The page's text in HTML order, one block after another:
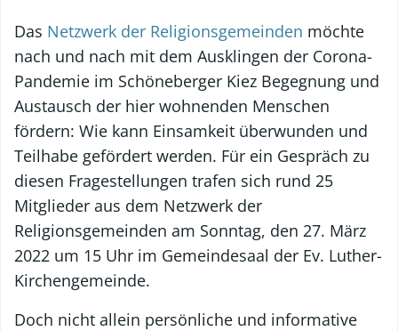
Das Netzwerk der Religionsgemeinden möchte
nach und nach mit dem Ausklingen der Corona-
Pandemie im Schöneberger Kiez Begegnung und
Austausch der hier wohnenden Menschen
fördern: Wie kann Einsamkeit überwunden und
Teilhabe gefördert werden. Für ein Gespräch zu
diesen Fragestellungen trafen sich rund 25
Mitglieder aus dem Netzwerk der
Religionsgemeinden am Sonntag, den 27. März
2022 um 15 Uhr im Gemeindesaal der Ev. Luther-
Kirchengemeinde.
Doch nicht allein persönliche und informative